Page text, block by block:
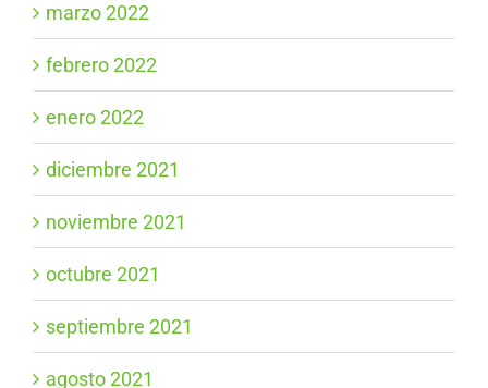
marzo 2022
febrero 2022
enero 2022
diciembre 2021
noviembre 2021
octubre 2021
septiembre 2021
agosto 2021